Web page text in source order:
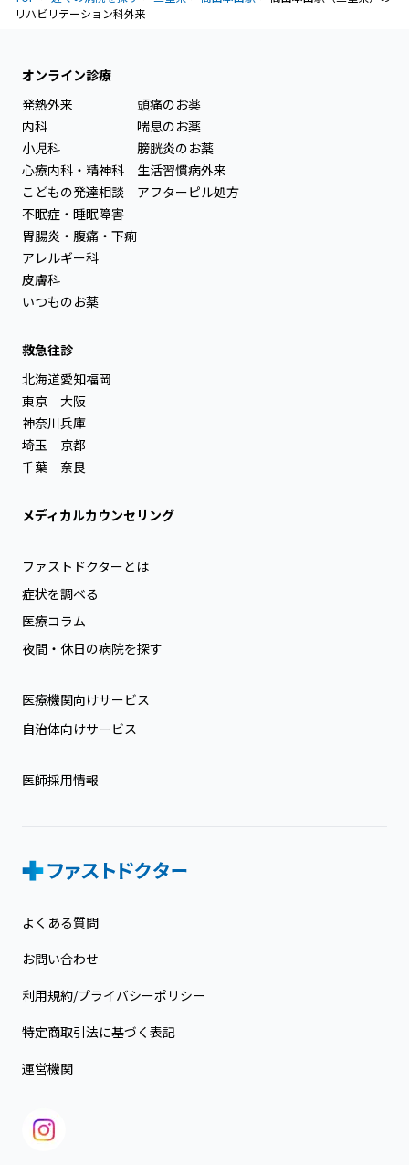
リハビリテーション科外来
オンライン診療
発熱外来
内科
小児科
心療内科・精神科
こどもの発達相談
不眠症・睡眠障害
胃腸炎・腹痛・下痢
アレルギー科
皮膚科
いつものお薬
頭痛のお薬
喘息のお薬
膀胱炎のお薬
生活習慣病外来
アフターピル処方
救急往診
北海道
東京
神奈川
埼玉
千葉
愛知
大阪
兵庫
京都
奈良
福岡
メディカルカウンセリング
ファストドクターとは
症状を調べる
医療コラム
夜間・休日の病院を探す
医療機関向けサービス
自治体向けサービス
医師採用情報
よくある質問
お問い合わせ
利用規約/プライバシーポリシー
特定商取引法に基づく表記
運営機関